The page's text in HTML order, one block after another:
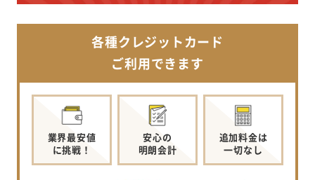
各種クレジットカード
ご利用できます
業界最安値
に挑戦！
安心の
明朗会計
追加料金は
一切なし